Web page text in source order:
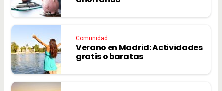
Comunidad
Verano en Madrid: Actividades
gratis o baratas